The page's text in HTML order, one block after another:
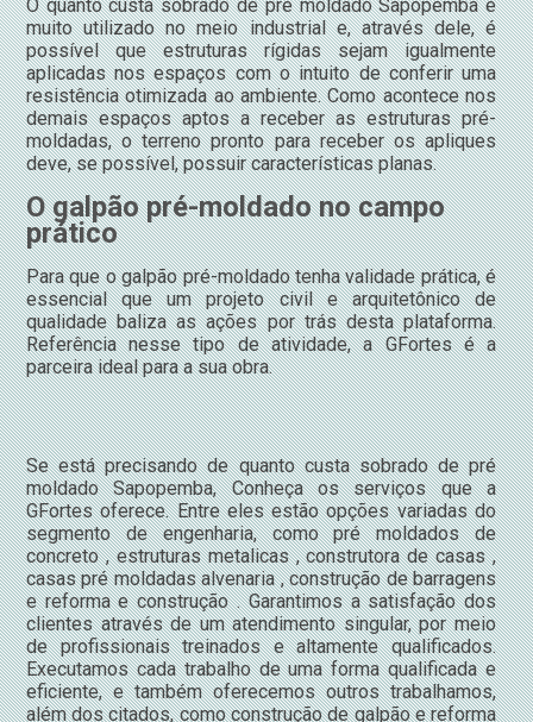
O quanto custa sobrado de pré moldado Sapopemba é
muito utilizado no meio industrial e, através dele, é
possível que estruturas rígidas sejam igualmente
aplicadas nos espaços com o intuito de conferir uma
resistência otimizada ao ambiente. Como acontece nos
demais espaços aptos a receber as estruturas pré-
moldadas, o terreno pronto para receber os apliques
deve, se possível, possuir características planas.
O galpão pré-moldado no campo
prático
Para que o galpão pré-moldado tenha validade prática, é
essencial que um projeto civil e arquitetônico de
qualidade baliza as ações por trás desta plataforma.
Referência nesse tipo de atividade, a GFortes é a
parceira ideal para a sua obra.
Se está precisando de quanto custa sobrado de pré
moldado Sapopemba, Conheça os serviços que a
GFortes oferece. Entre eles estão opções variadas do
segmento de engenharia, como pré moldados de
concreto , estruturas metalicas , construtora de casas ,
casas pré moldadas alvenaria , construção de barragens
e reforma e construção . Garantimos a satisfação dos
clientes através de um atendimento singular, por meio
de profissionais treinados e altamente qualificados.
Executamos cada trabalho de uma forma qualificada e
eficiente, e também oferecemos outros trabalhamos,
além dos citados, como construção de galpão e reforma